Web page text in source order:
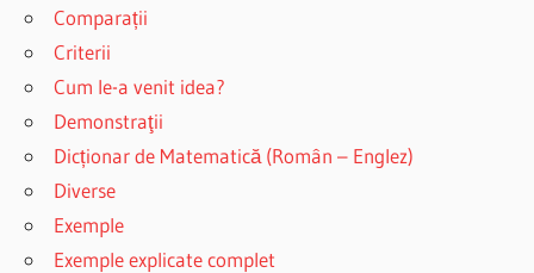
Comparații
Criterii
Cum le-a venit idea?
Demonstraţii
Dicționar de Matematică (Român – Englez)
Diverse
Exemple
Exemple explicate complet